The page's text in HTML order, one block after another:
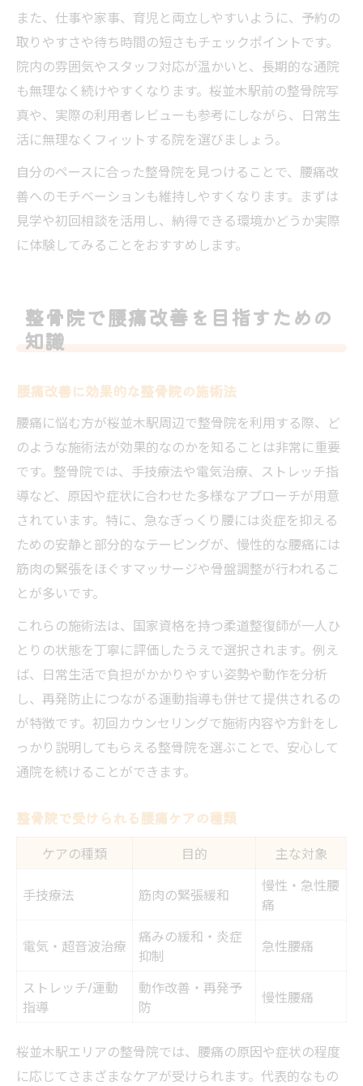
また、仕事や家事、育児と両立しやすいように、予約の
取りやすさや待ち時間の短さもチェックポイントです。
院内の雰囲気やスタッフ対応が温かいと、長期的な通院
も無理なく続けやすくなります。桜並木駅前の整骨院写
真や、実際の利用者レビューも参考にしながら、日常生
活に無理なくフィットする院を選びましょう。
自分のペースに合った整骨院を見つけることで、腰痛改
善へのモチベーションも維持しやすくなります。まずは
見学や初回相談を活用し、納得できる環境かどうか実際
に体験してみることをおすすめします。
整骨院で腰痛改善を目指すための
知識
腰痛改善に効果的な整骨院の施術法
腰痛に悩む方が桜並木駅周辺で整骨院を利用する際、ど
のような施術法が効果的なのかを知ることは非常に重要
です。整骨院では、手技療法や電気治療、ストレッチ指
導など、原因や症状に合わせた多様なアプローチが用意
されています。特に、急なぎっくり腰には炎症を抑える
ための安静と部分的なテーピングが、慢性的な腰痛には
筋肉の緊張をほぐすマッサージや骨盤調整が行われるこ
とが多いです。
これらの施術法は、国家資格を持つ柔道整復師が一人ひ
とりの状態を丁寧に評価したうえで選択されます。例え
ば、日常生活で負担がかかりやすい姿勢や動作を分析
し、再発防止につながる運動指導も併せて提供されるの
が特徴です。初回カウンセリングで施術内容や方針をし
っかり説明してもらえる整骨院を選ぶことで、安心して
通院を続けることができます。
整骨院で受けられる腰痛ケアの種類
ケアの種類 目的 主な対象
手技療法 筋肉の緊張緩和
慢性・急性腰
痛
電気・超音波治療
痛みの緩和・炎症
抑制
急性腰痛
ストレッチ/運動
指導
動作改善・再発予
防
慢性腰痛
桜並木駅エリアの整骨院では、腰痛の原因や症状の程度
に応じてさまざまなケアが受けられます。代表的なもの